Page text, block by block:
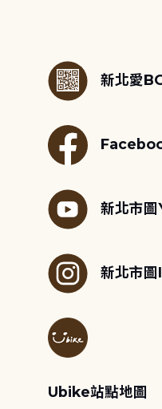
新北愛
新北市
新北市圖
Ubike站點地圖